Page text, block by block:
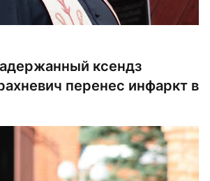
ксендз
перенес инфаркт в